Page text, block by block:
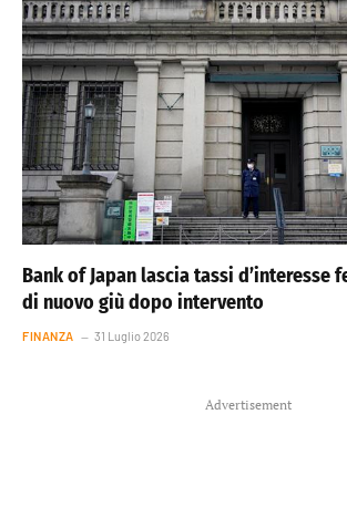
Bank of Japan lascia tassi d’interesse
di nuovo giù dopo intervento
FINANZA 31 Luglio 2026
Advertisement